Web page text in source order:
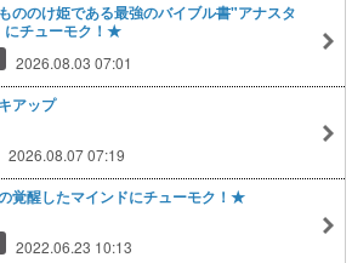
ののけ姫である最強のバイブル書"アナスタ
にチューモク！★
2026.08.03 07:01
アップ
2026.08.07 07:19
覚醒したマインドにチューモク！★
2022.06.23 10:13